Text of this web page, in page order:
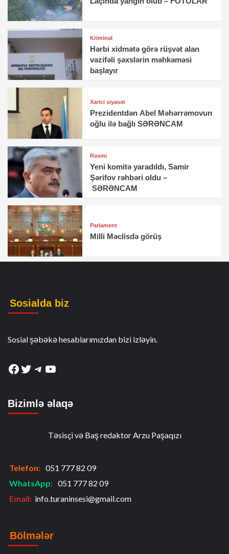
Kriminal
Hərbi xidmətə görə rüşvət alan
vəzifəli şəxslərin məhkəməsi
başlayır
Xarici siyasət
Prezidentdən Abel Məhərrəmovun
oğlu ilə bağlı SƏRƏNCAM
Rəsmi
Yeni komitə yaradıldı, Samir
Şərifov rəhbəri oldu –
SƏRƏNCAM
Parlament
Milli Məclisdə görüş
Sosialda biz
Sosial şəbəkə hesablarımızdan bizi izləyin.
Facebook
Twitter
Telegram
YouTube
Bizimlə əlaqə
Təsisçi və Baş redaktor Arzu Paşaqızı
Telefon: 051 777 82 09
WhatsApp: 051 777 82 09
Email: info.turaninsesi@gmail.com
Bölmələr